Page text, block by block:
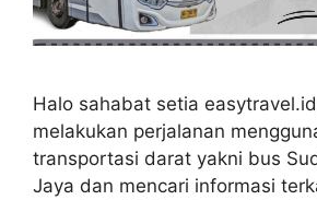
Halo sahabat setia
melakukan perjalanan
transportasi darat yakni bus
Jaya dan mencari informasi